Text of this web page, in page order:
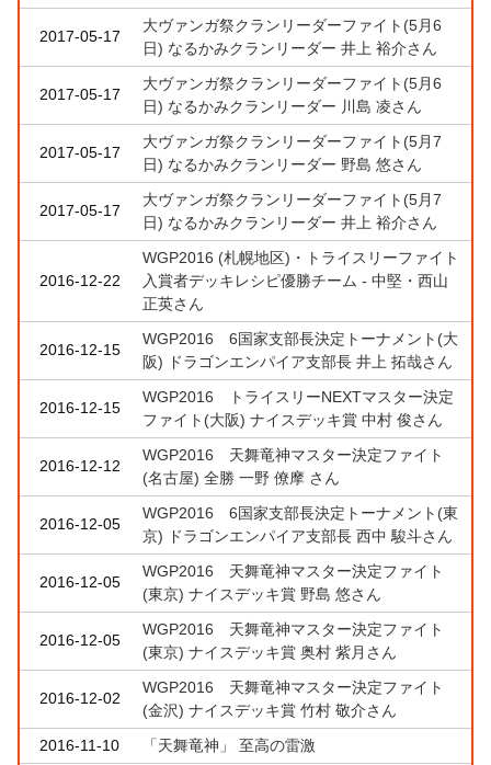
2017-05-17
大ヴァンガ祭クランリーダーファイト(5月6
日) なるかみクランリーダー 井上 裕介さん
2017-05-17
大ヴァンガ祭クランリーダーファイト(5月6
日) なるかみクランリーダー 川島 凌さん
2017-05-17
大ヴァンガ祭クランリーダーファイト(5月7
日) なるかみクランリーダー 野島 悠さん
2017-05-17
大ヴァンガ祭クランリーダーファイト(5月7
日) なるかみクランリーダー 井上 裕介さん
2016-12-22
WGP2016 (札幌地区)・トライスリーファイト
入賞者デッキレシピ優勝チーム - 中堅・西山
正英さん
2016-12-15
WGP2016 6国家支部長決定トーナメント(大
阪) ドラゴンエンパイア支部長 井上 拓哉さん
2016-12-15
WGP2016 トライスリーNEXTマスター決定
ファイト(大阪) ナイスデッキ賞 中村 俊さん
2016-12-12
WGP2016 天舞竜神マスター決定ファイト
(名古屋) 全勝 一野 僚摩 さん
2016-12-05
WGP2016 6国家支部長決定トーナメント(東
京) ドラゴンエンパイア支部長 西中 駿斗さん
2016-12-05
WGP2016 天舞竜神マスター決定ファイト
(東京) ナイスデッキ賞 野島 悠さん
2016-12-05
WGP2016 天舞竜神マスター決定ファイト
(東京) ナイスデッキ賞 奥村 紫月さん
2016-12-02
WGP2016 天舞竜神マスター決定ファイト
(金沢) ナイスデッキ賞 竹村 敬介さん
2016-11-10
「天舞竜神」 至高の雷激